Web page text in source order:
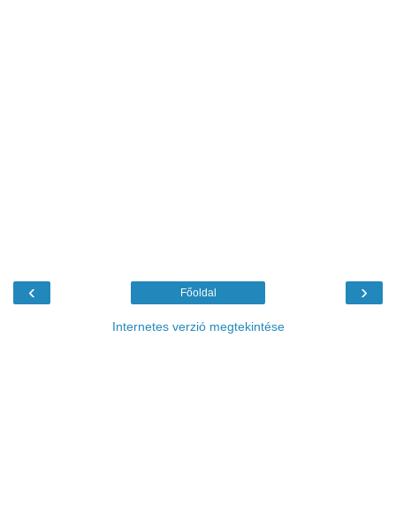
‹ ›
Főoldal
Internetes verzió megtekintése